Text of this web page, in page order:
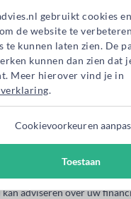
gebruikt cookies
de website te
te kunnen laten zien. De
kunnen dan zien dat
Meer hierover vind je in
.
Cookievoorkeuren
Toestaan
Kantoren
Piet
Terneuzen
,
naar een
kan adviseren over uw